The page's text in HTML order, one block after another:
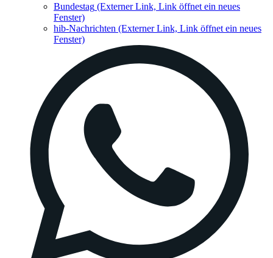
Bundestag (Externer Link, Link öffnet ein neues
Fenster)
hib-Nachrichten (Externer Link, Link öffnet ein neues
Fenster)